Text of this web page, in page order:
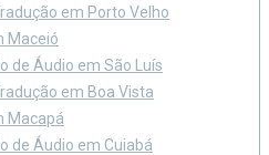
em Porto Velho
Maceió
de Áudio em São Luís
em Boa Vista
Macapá
de Áudio em Cuiabá